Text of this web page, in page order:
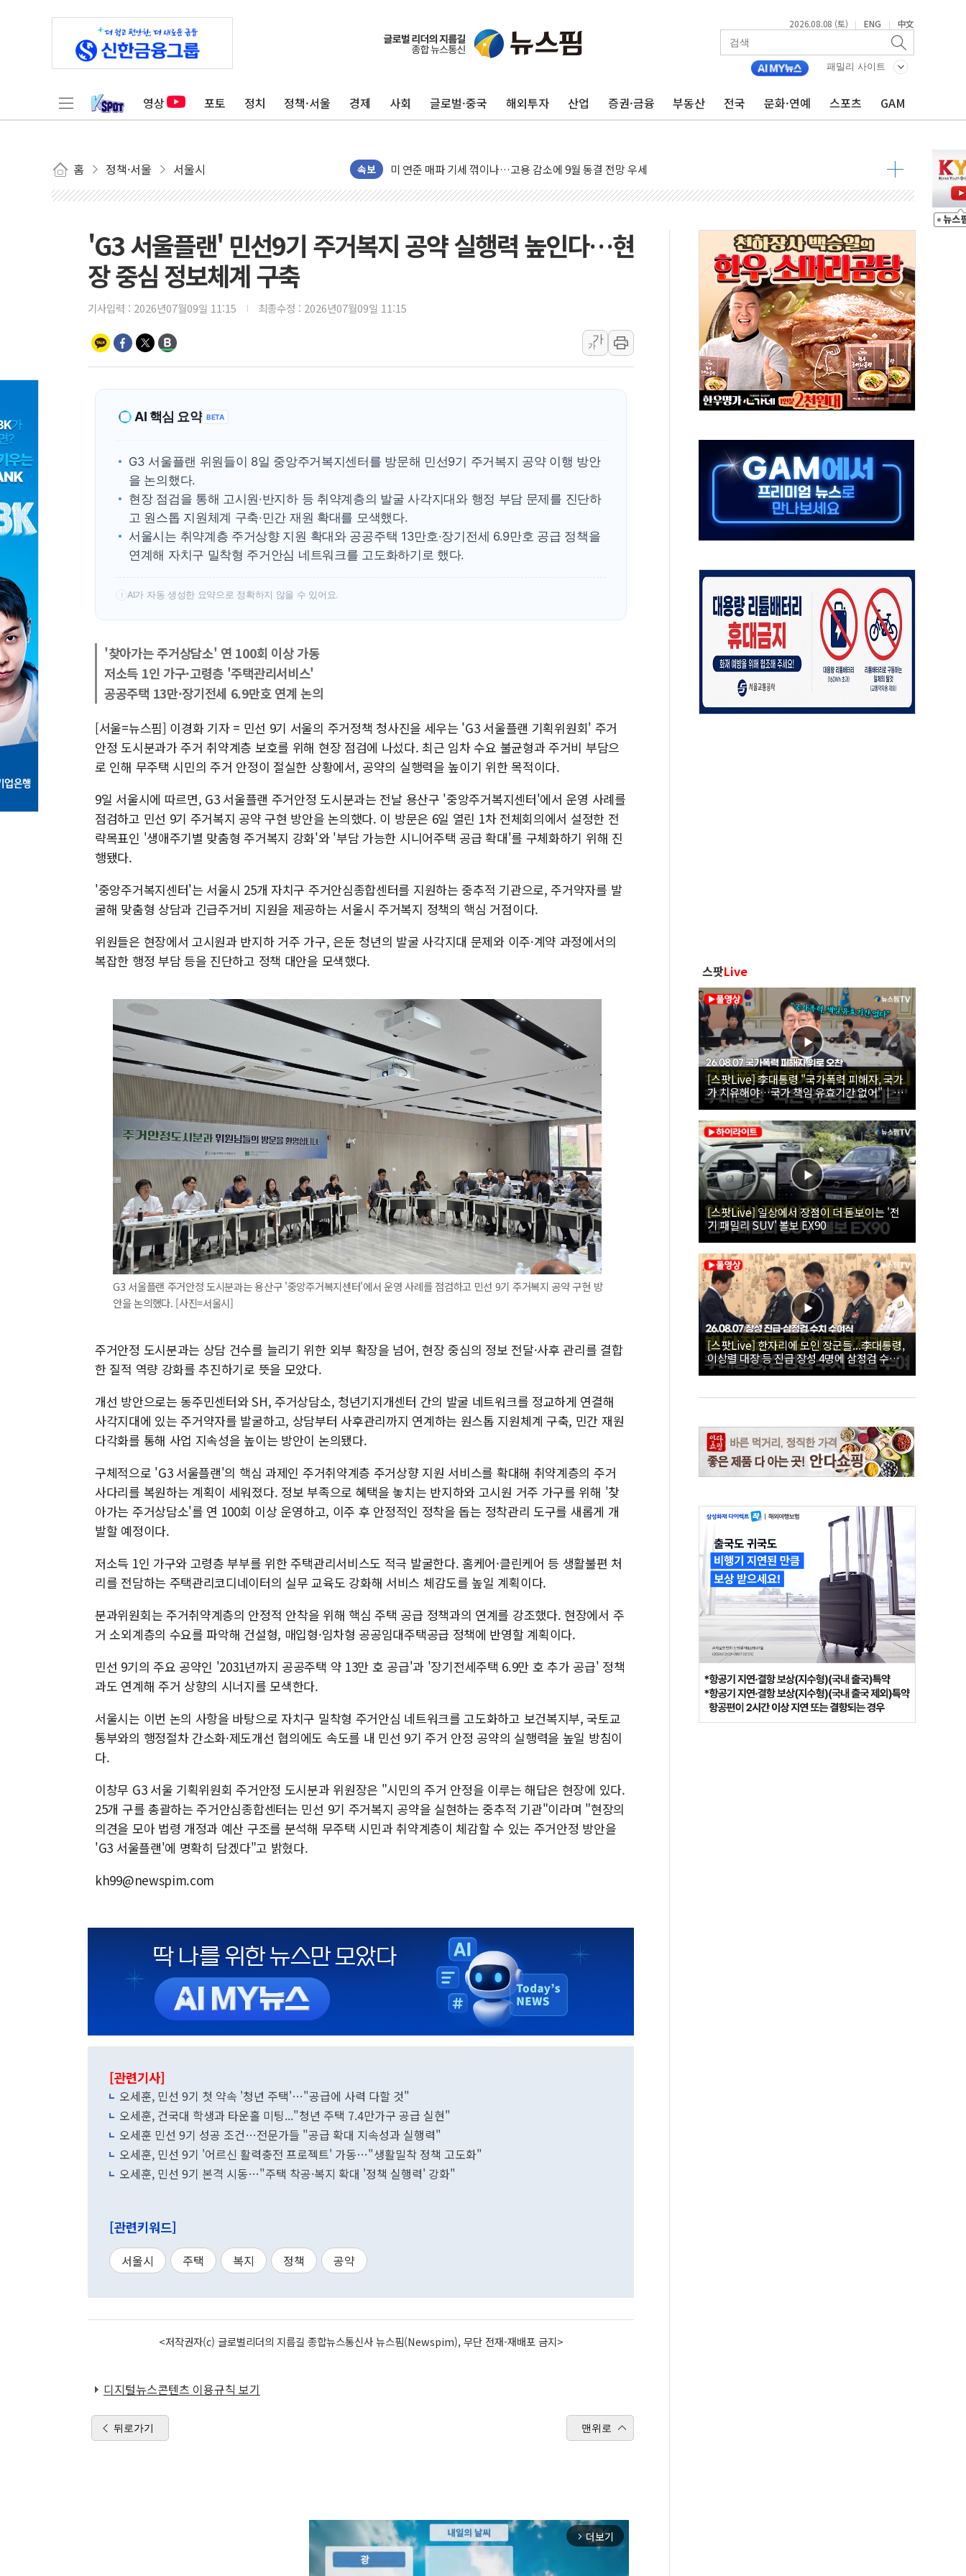
2026.08.08 (토) | ENG | 中文
패밀리 사이트
영상 포토 정치 정책·서울 경제 사회 글로벌·중국 해외투자 산업 증권·금융 부동산 전국 문화·연예 스포츠 GAM
홈 정책·서울 서울시 속보
뉴욕증시, 고용 쇼크에 금리 인상 우려 후퇴…S&P500 최고치
트럼프, 쿡 연준 이사 해임 재추진…"26일까지 의혹 소명" 요구
미 연준 매파 기세 꺾이나…고용 감소에 9월 동결 전망 우세
[종합] 이슬람 수니파 3국, '공동방위협정' 체결… 이스라엘·이란 위협에 맞설 자체 억지력 강화
美 항소법원, 백악관 무도회장 공사 중단 명령…트럼프 제동
이란 핵심 원유 수출항 '하르그섬', 최근 1주일 이상 '올스톱'… 美 해상봉쇄 영향
뉴욕증시 프리뷰, 美 고용 쇼크에 금리 인상 우려 후퇴…나스닥 선물 1%대 상승
[종합] 美 7월 고용 2만3000명 감소 '쇼크'…9월 금리 인상 기대 후퇴
[사진] 이슬람 수니파 3개국, 공동방위협정 체결
뉴욕증시 개장 전 특징주...아틀라시안·클라우드플레어·태양광주↑ VS 트레이드데스크·웬디스↓
보훈부, 미 DPAA와 MOU… "6·25 미군 실종자 7359명 끝까지 찾겠다"
李 "해남 태양광, 대한민국 다음 100년 밑거름…수도권 집중 완화 전환점"
李 대통령, '6시간 마라톤 부동산 2차 회의' 주재… "전폭적 공급 확대·속도전 총력"
트럼프, 中 겨냥 폴리실리콘 관세 15% 부과…美 태양광주 급등
'G3 서울플랜' 민선9기 주거복지 공약 실행력 높인다…현
장 중심 정보체계 구축
기사입력 : 2026년07월09일 11:15 최종수정 : 2026년07월09일 11:15
가
가
AI 핵심 요약 BETA
G3 서울플랜 위원들이 8일 중앙주거복지센터를 방문해 민선9기 주거복지 공약 이행 방안
을 논의했다.
현장 점검을 통해 고시원·반지하 등 취약계층의 발굴 사각지대와 행정 부담 문제를 진단하
고 원스톱 지원체계 구축·민간 재원 확대를 모색했다.
서울시는 취약계층 주거상향 지원 확대와 공공주택 13만호·장기전세 6.9만호 공급 정책을
연계해 자치구 밀착형 주거안심 네트워크를 고도화하기로 했다.
! AI가 자동 생성한 요약으로 정확하지 않을 수 있어요.
'찾아가는 주거상담소' 연 100회 이상 가동
저소득 1인 가구·고령층 '주택관리서비스'
공공주택 13만·장기전세 6.9만호 연계 논의
[서울=뉴스핌] 이경화 기자 = 민선 9기 서울의 주거정책 청사진을 세우는 'G3 서울플랜 기획위원회' 주거
안정 도시분과가 주거 취약계층 보호를 위해 현장 점검에 나섰다. 최근 임차 수요 불균형과 주거비 부담으
로 인해 무주택 시민의 주거 안정이 절실한 상황에서, 공약의 실행력을 높이기 위한 목적이다.
9일 서울시에 따르면, G3 서울플랜 주거안정 도시분과는 전날 용산구 '중앙주거복지센터'에서 운영 사례를
점검하고 민선 9기 주거복지 공약 구현 방안을 논의했다. 이 방문은 6일 열린 1차 전체회의에서 설정한 전
략목표인 '생애주기별 맞춤형 주거복지 강화'와 '부담 가능한 시니어주택 공급 확대'를 구체화하기 위해 진
행됐다.
'중앙주거복지센터'는 서울시 25개 자치구 주거안심종합센터를 지원하는 중추적 기관으로, 주거약자를 발
굴해 맞춤형 상담과 긴급주거비 지원을 제공하는 서울시 주거복지 정책의 핵심 거점이다.
위원들은 현장에서 고시원과 반지하 거주 가구, 은둔 청년의 발굴 사각지대 문제와 이주·계약 과정에서의
복잡한 행정 부담 등을 진단하고 정책 대안을 모색했다.
G3 서울플랜 주거안정 도시분과는 용산구 '중앙주거복지센터'에서 운영 사례를 점검하고 민선 9기 주거복지 공약 구현 방
안을 논의했다. [사진=서울시]
주거안정 도시분과는 상담 건수를 늘리기 위한 외부 확장을 넘어, 현장 중심의 정보 전달·사후 관리를 결합
한 질적 역량 강화를 추진하기로 뜻을 모았다.
개선 방안으로는 동주민센터와 SH, 주거상담소, 청년기지개센터 간의 발굴 네트워크를 정교하게 연결해
사각지대에 있는 주거약자를 발굴하고, 상담부터 사후관리까지 연계하는 원스톱 지원체계 구축, 민간 재원
다각화를 통해 사업 지속성을 높이는 방안이 논의됐다.
구체적으로 'G3 서울플랜'의 핵심 과제인 주거취약계층 주거상향 지원 서비스를 확대해 취약계층의 주거
사다리를 복원하는 계획이 세워졌다. 정보 부족으로 혜택을 놓치는 반지하와 고시원 거주 가구를 위해 '찾
아가는 주거상담소'를 연 100회 이상 운영하고, 이주 후 안정적인 정착을 돕는 정착관리 도구를 새롭게 개
발할 예정이다.
저소득 1인 가구와 고령층 부부를 위한 주택관리서비스도 적극 발굴한다. 홈케어·클린케어 등 생활불편 처
리를 전담하는 주택관리코디네이터의 실무 교육도 강화해 서비스 체감도를 높일 계획이다.
분과위원회는 주거취약계층의 안정적 안착을 위해 핵심 주택 공급 정책과의 연계를 강조했다. 현장에서 주
거 소외계층의 수요를 파악해 건설형, 매입형·임차형 공공임대주택공급 정책에 반영할 계획이다.
민선 9기의 주요 공약인 '2031년까지 공공주택 약 13만 호 공급'과 '장기전세주택 6.9만 호 추가 공급' 정책
과도 연계해 주거 상향의 시너지를 모색한다.
서울시는 이번 논의 사항을 바탕으로 자치구 밀착형 주거안심 네트워크를 고도화하고 보건복지부, 국토교
통부와의 행정절차 간소화·제도개선 협의에도 속도를 내 민선 9기 주거 안정 공약의 실행력을 높일 방침이
다.
이창무 G3 서울 기획위원회 주거안정 도시분과 위원장은 "시민의 주거 안정을 이루는 해답은 현장에 있다.
25개 구를 총괄하는 주거안심종합센터는 민선 9기 주거복지 공약을 실현하는 중추적 기관"이라며 "현장의
의견을 모아 법령 개정과 예산 구조를 분석해 무주택 시민과 취약계층이 체감할 수 있는 주거안정 방안을
'G3 서울플랜'에 명확히 담겠다"고 밝혔다.
kh99@newspim.com
[관련기사]
오세훈, 민선 9기 첫 약속 '청년 주택'…"공급에 사력 다할 것"
오세훈, 건국대 학생과 타운홀 미팅..."청년 주택 7.4만가구 공급 실현"
오세훈 민선 9기 성공 조건…전문가들 "공급 확대 지속성과 실행력"
오세훈, 민선 9기 '어르신 활력충전 프로젝트' 가동…"생활밀착 정책 고도화"
오세훈, 민선 9기 본격 시동…"주택 착공·복지 확대 '정책 실행력' 강화"
[관련키워드]
서울시 주택 복지 정책 공약
<저작권자(c) 글로벌리더의 지름길 종합뉴스통신사 뉴스핌(Newspim), 무단 전재-재배포 금지>
디지털뉴스콘텐츠 이용규칙 보기
뒤로가기 맨위로
arrow_forward_ios 더보기
스팟Live
[스팟Live] 李대통령 "국가폭력 피해자, 국가
가 치유해야…국가 책임 유효기간 없어"｜
26.08.07 국가폭력 피해자 위로 오찬
[스팟Live] 일상에서 장점이 더 돋보이는 '전
기 패밀리 SUV' 볼보 EX90
[스팟Live] 한자리에 모인 장군들...李대통령,
이상렬 대장 등 진급 장성 4명에 삼정검 수치
직접 수여｜26.08.07 장성 진급·삼정검 수치